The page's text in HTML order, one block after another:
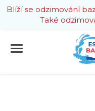
Blíží se odzimování
Také